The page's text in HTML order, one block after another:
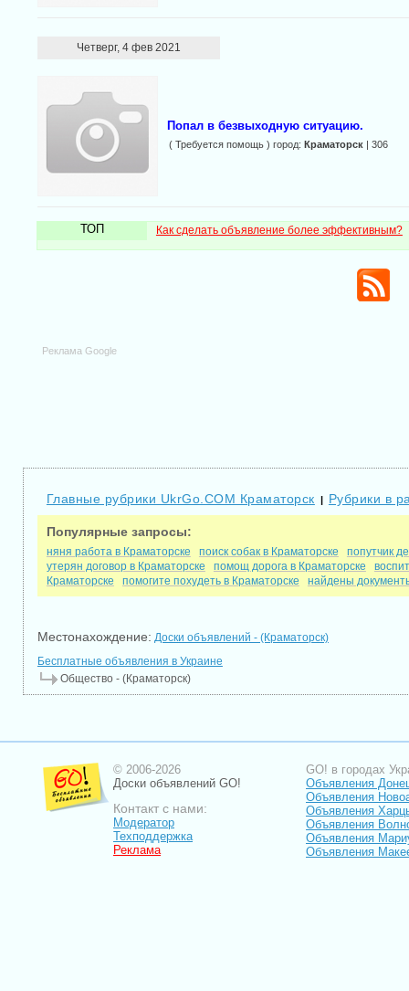
Четверг, 4 фев 2021
Попал в безвыходную ситуацию.
( Требуется помощь ) город: Краматорск| 306
ТОП Как сделать объявление более эффективным?
Реклама Google
Главные рубрики UkrGo.COM Краматорск | Рубрики в
Популярные запросы:
няня работа в Краматорске поиск собак в Краматорске
попутчик
утерян договор в Краматорске
помощ дорога в Краматорске
Краматорске
помогите похудеть в Краматорске найдены
Местонахождение: Доски объявлений - (Краматорск)
Бесплатные объявления в Украине
Общество - (Краматорск)
© 2006-2026
Доски объявлений GO!
Контакт с нами:
Модератор
Техподдержка
Реклама
GO! в городах
Объявления
Объявления
Объявления
Объявления
Объявления
Объявления